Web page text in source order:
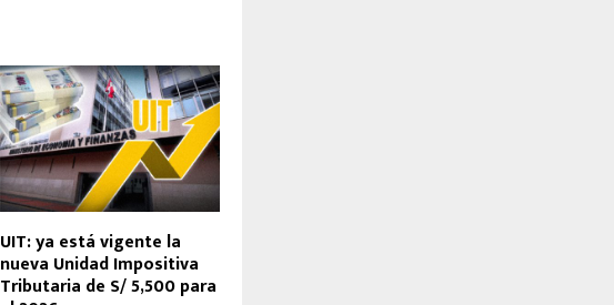
UIT: ya está vigente la
nueva Unidad Impositiva
Tributaria de S/ 5,500 para